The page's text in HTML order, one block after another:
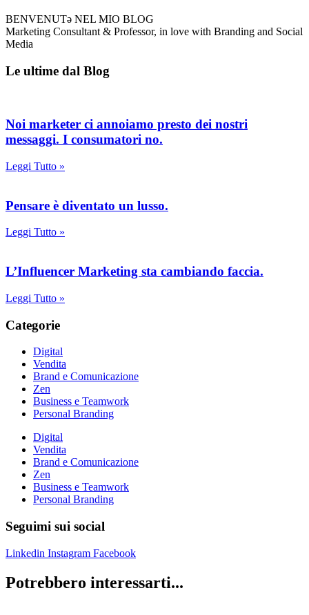
BENVENUTə NEL MIO BLOG
Marketing Consultant & Professor, in love with Branding and Social
Media
Le ultime dal Blog
Noi marketer ci annoiamo presto dei nostri
messaggi. I consumatori no.
Leggi Tutto »
Pensare è diventato un lusso.
Leggi Tutto »
L’Influencer Marketing sta cambiando faccia.
Leggi Tutto »
Categorie
Digital
Vendita
Brand e Comunicazione
Zen
Business e Teamwork
Personal Branding
Digital
Vendita
Brand e Comunicazione
Zen
Business e Teamwork
Personal Branding
Seguimi sui social
Linkedin Instagram Facebook
Potrebbero interessarti...